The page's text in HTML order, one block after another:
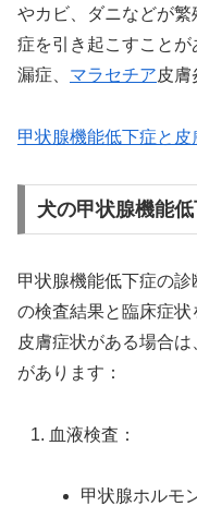
やカビ、ダニなどが
症を引き起こすこと
漏症、 マラセチア皮膚
甲状腺機能低下症と
犬の甲状腺機能
甲状腺機能低下症の
の検査結果と臨床症
皮膚症状がある場合
があります：
血液検査：
甲状腺ホルモ